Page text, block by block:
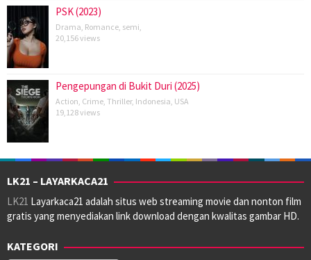
PSK (2023)
Drama Romance semi
20,156 views
Pengepungan di Bukit Duri (2025)
Action Crime Thriller, Indonesia USA
19,128 views
LK21 – LAYARKACA21
LK21 Layarkaca21 adalah situs web streaming movie dan nonton film
gratis yang menyediakan link download dengan kwalitas gambar HD.
KATEGORI